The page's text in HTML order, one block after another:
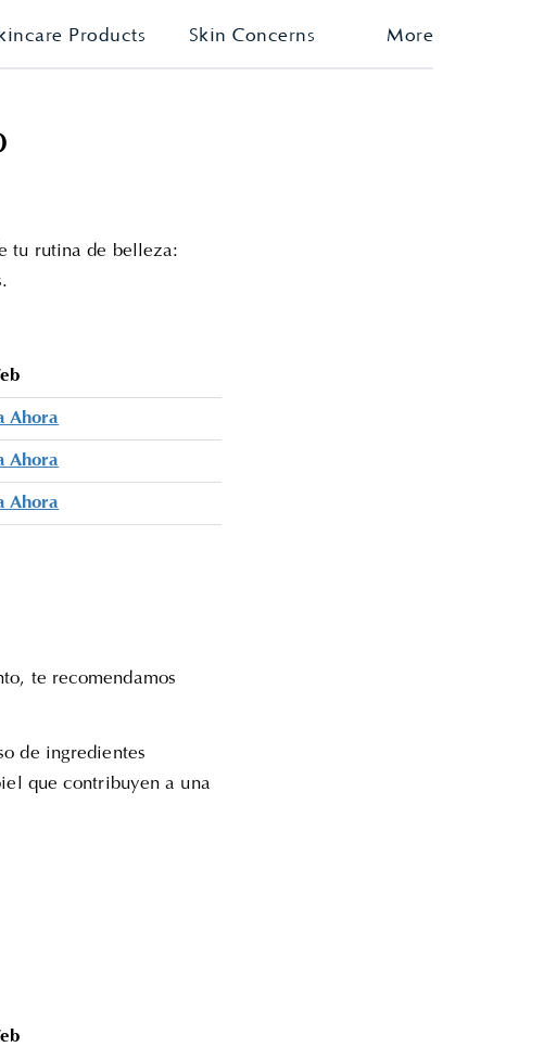
Products Skin Concerns More
tu rutina de belleza:
Ahora
Ahora
Ahora
te recomendamos
de ingredientes
que contribuyen a una